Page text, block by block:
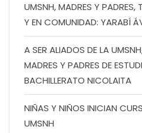
UMSNH, MADRES Y PADRES,
Y EN COMUNIDAD: YARABÍ
A SER ALIADOS DE LA
MADRES Y PADRES DE
BACHILLERATO NICOLAITA
NIÑAS Y NIÑOS INICIAN
UMSNH